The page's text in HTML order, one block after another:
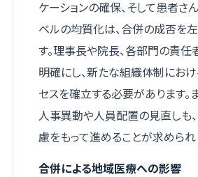
ケーションの確保、そして患者さ
ベルの均質化は、合併の成否を
す。理事長や院長、各部門の責
明確にし、新たな組織体制にお
セスを確立する必要があります。
人事異動や人員配置の見直しも
慮をもって進めることが求められ
合併による地域医療への影響